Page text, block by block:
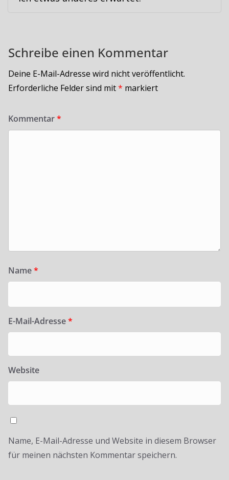
Schreibe einen Kommentar
Deine E-Mail-Adresse wird nicht veröffentlicht.
Erforderliche Felder sind mit* markiert
Kommentar*
Name*
E-Mail-Adresse*
Website
Name, E-Mail-Adresse und Website in diesem Browser
für meinen nächsten Kommentar speichern.